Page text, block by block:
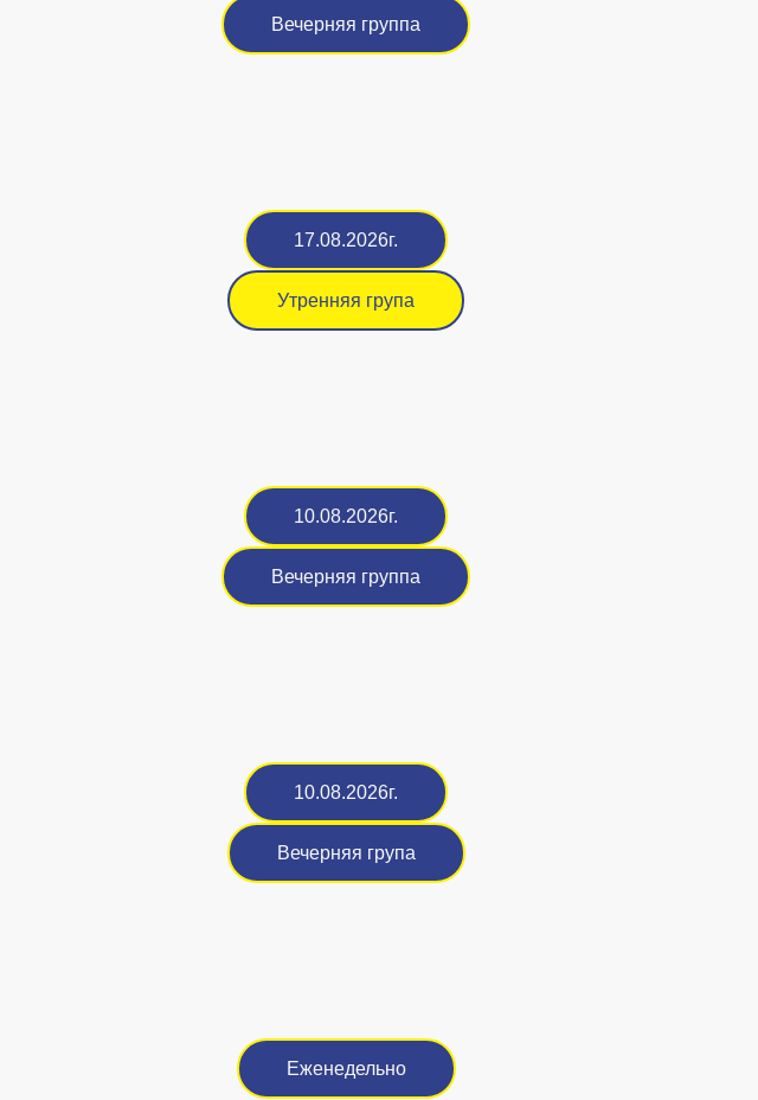
Вечерняя группа
17.08.2026г.
Утренняя група
10.08.2026г.
Вечерняя группа
10.08.2026г.
Вечерняя група
Еженедельно